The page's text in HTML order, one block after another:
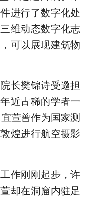
进行了数字化处
维动态数字化志
可以展现建筑物
长樊锦诗受邀担
近古稀的学者一
萱曾作为国家测
煌进行航空摄影
作刚刚起步，许
却在洞窟内驻足